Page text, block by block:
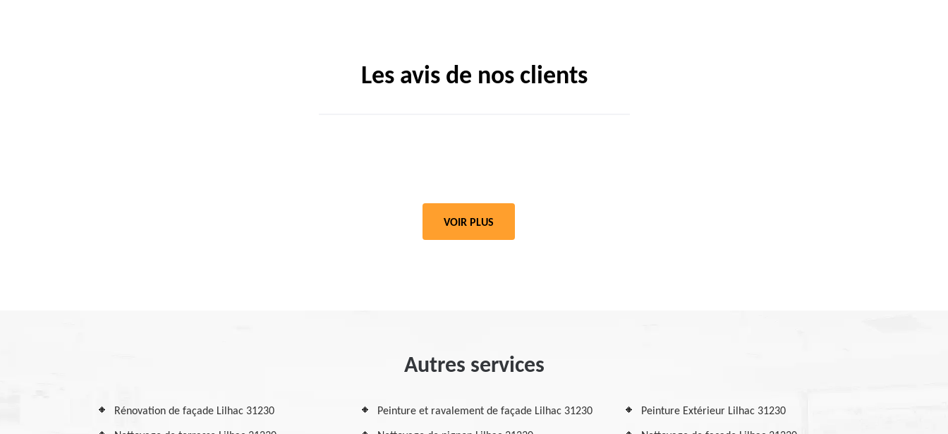
Les avis de nos clients
VOIR PLUS
Autres services
Rénovation de façade Lilhac 31230 Peinture et ravalement de façade Lilhac 31230 Peinture Extérieur Lilhac 31230